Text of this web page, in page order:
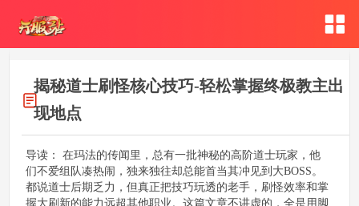
揭秘道士刷怪核心技巧-轻松掌握终极教主出
现地点
导读： 在玛法的传闻里，总有一批神秘的高阶道士玩家，他
们不爱组队凑热闹，独来独往却总能首当其冲见到大BOSS。
都说道士后期乏力，但真正把技巧玩透的老手，刷怪效率和掌
握大刷新的能力远超其他职业。这篇文章不讲虚的，全是用脚